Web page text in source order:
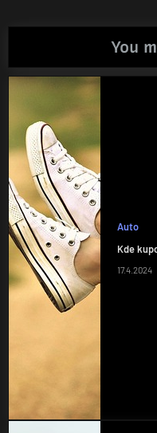
You
Auto
Kde
17.4.2024